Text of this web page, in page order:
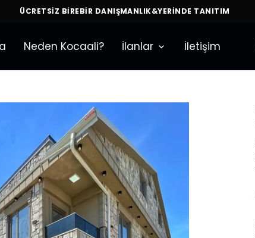
ÜCRETSİZ BİREBİR DANIŞMANLIK&YERİNDE TANITIM
Neden Kocaali? İlanlar İletişim